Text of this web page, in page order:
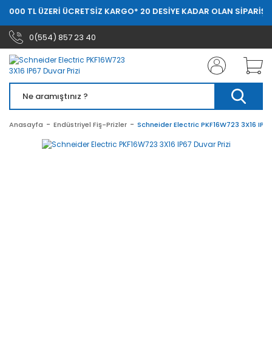
TL ÜZERİ ÜCRETSİZ KARGO* 20 DESİYE KADAR OLAN
0(554) 857 23 40
Anasayfa Endüstriyel Fiş-Prizler Schneider Electric PKF16W723 3X16